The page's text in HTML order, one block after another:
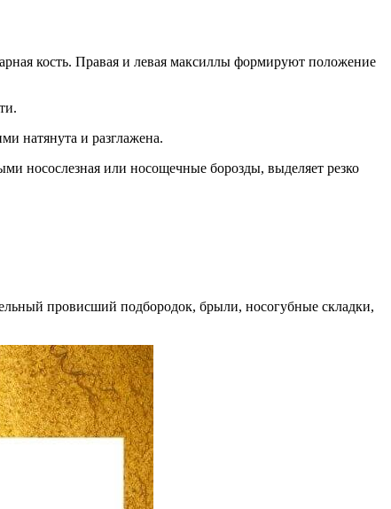
кость. Правая и левая максиллы формируют положение
натянута и разглажена.
носослезная или носощечные борозды, выделяет резко
провисший подбородок, брыли, носогубные складки,